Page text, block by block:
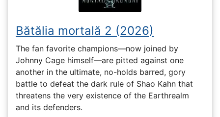
Bătălia mortală 2 (2026)
The fan favorite champions—now joined by
Johnny Cage himself—are pitted against one
another in the ultimate, no-holds barred, gory
battle to defeat the dark rule of Shao Kahn that
threatens the very existence of the Earthrealm
and its defenders.